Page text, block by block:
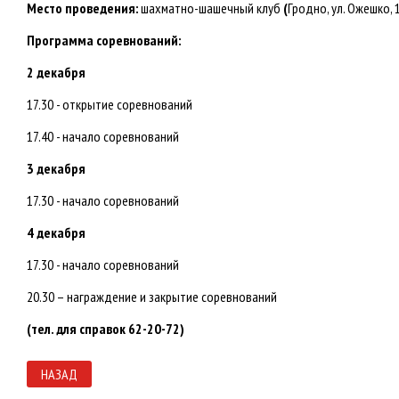
Место проведения:шахматно-шашечный клуб (Гродно, ул. Ожешко,
Программа соревнований:
2 декабря
17.30 - открытие соревнований
17.40 - начало соревнований
3 декабря
17.30 - начало соревнований
4 декабря
17.30 - начало соревнований
20.30 – награждение и закрытие соревнований
(тел. для справок 62-20-72)
НАЗАД